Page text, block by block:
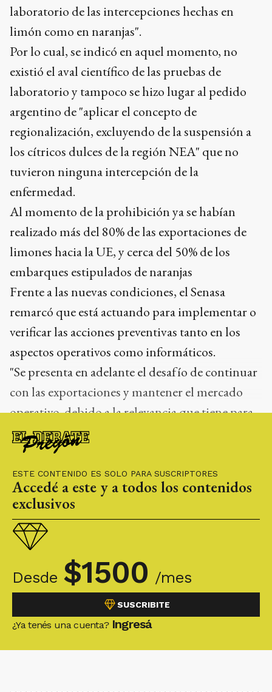
ESTE CONTENIDO ES SOLO PARA SUSCRIPTORES
Accedé a este y a todos los contenidos
exclusivos
Desde $1500 /mes
SUSCRIBITE
¿Ya tenés una cuenta? Ingresá
laboratorio de las intercepciones hechas en
limón como en naranjas".
Por lo cual, se indicó en aquel momento, no
existió el aval científico de las pruebas de
laboratorio y tampoco se hizo lugar al pedido
argentino de "aplicar el concepto de
regionalización, excluyendo de la suspensión a
los cítricos dulces de la región NEA" que no
tuvieron ninguna intercepción de la
enfermedad.
Al momento de la prohibición ya se habían
realizado más del 80% de las exportaciones de
limones hacia la UE, y cerca del 50% de los
embarques estipulados de naranjas
Frente a las nuevas condiciones, el Senasa
remarcó que está actuando para implementar o
verificar las acciones preventivas tanto en los
aspectos operativos como informáticos.
"Se presenta en adelante el desafío de continuar
con las exportaciones y mantener el mercado
operativo, debido a la relevancia que tiene para
nuestra fruta", concluyó el comunicado del
organismo sanitario.